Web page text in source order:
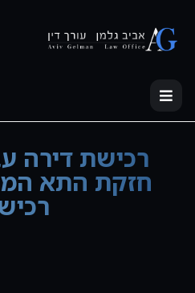
פתח סרגל נגישות
רכישת דירה
חזקת התא